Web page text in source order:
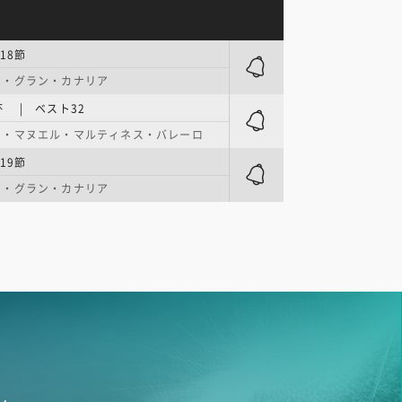
節
グラン・カナリア
| ベスト32
マヌエル・マルティネス・バレーロ
節
グラン・カナリア